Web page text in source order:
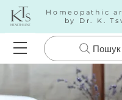
Homeopathic
by Dr. K.
Пошук